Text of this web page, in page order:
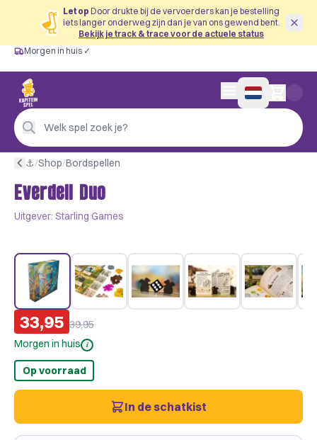
Let op Door drukte bij de vervoerders kan je bestelling
iets langer onderweg zijn dan je van ons gewend bent.
Bekijk je track & trace voor de actuele status
Gratis vanaf €60
Morgen in huis ✓
Persoonlijk advies
4,9/5 —
Morgen in huis ✓
Welk spel zoek je?
0 artikelen in
⚓︎/Shop/Bordspellen
Everdell Duo
Uitgever: Starling Games
33,95 39,95
Morgen in huis i
Op voorraad
In de schatkist